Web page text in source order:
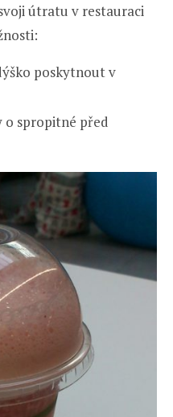
útratu v restauraci
poskytnout v
o spropitné před